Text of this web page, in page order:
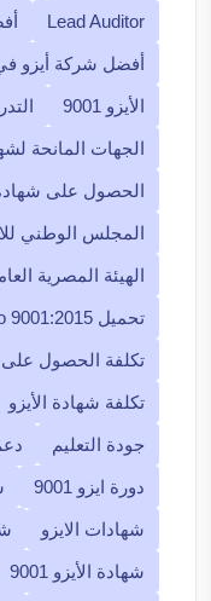
Lead Auditor
أفضل شركة أيزو
الأيزو 9001
الجهات المانحة
الحصول على شهادة
المجلس الوطني
الهيئة المصرية
تحميل iso 9001:2015
تكلفة الحصول على
تكلفة شهادة الأيزو
جودة التعليم
دورة ايزو 9001
شهادات الايزو
شهادة الأيزو 9001